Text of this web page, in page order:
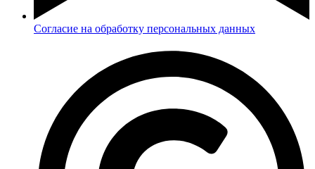
Согласие на обработку персональных данных